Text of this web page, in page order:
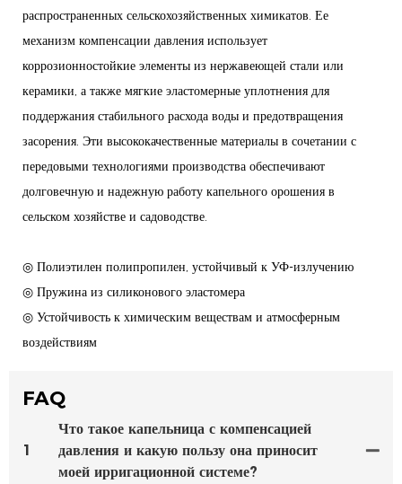
распространенных сельскохозяйственных химикатов. Ее
механизм компенсации давления использует
коррозионностойкие элементы из нержавеющей стали или
керамики, а также мягкие эластомерные уплотнения для
поддержания стабильного расхода воды и предотвращения
засорения. Эти высококачественные материалы в сочетании с
передовыми технологиями производства обеспечивают
долговечную и надежную работу капельного орошения в
сельском хозяйстве и садоводстве.
◎ Полиэтилен полипропилен, устойчивый к УФ-излучению
◎ Пружина из силиконового эластомера
◎ Устойчивость к химическим веществам и атмосферным
воздействиям
FAQ
1
Что такое капельница с компенсацией
давления и какую пользу она приносит
моей ирригационной системе?